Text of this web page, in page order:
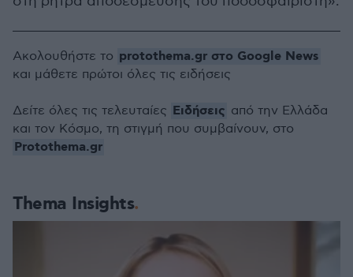
Thema Insights
Ακολουθήστε το protothema.gr στο Google News
και μάθετε πρώτοι όλες τις ειδήσεις
Δείτε όλες τις τελευταίες Ειδήσεις από την Ελλάδα
και τον Κόσμο, τη στιγμή που συμβαίνουν, στο
Protothema.gr